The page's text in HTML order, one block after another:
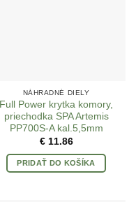
NÁHRADNÉ DIELY
Full Power krytka komory,
priechodka SPA Artemis
PP700S-A kal.5,5mm
€11.86
PRIDAŤ DO KOŠÍKA